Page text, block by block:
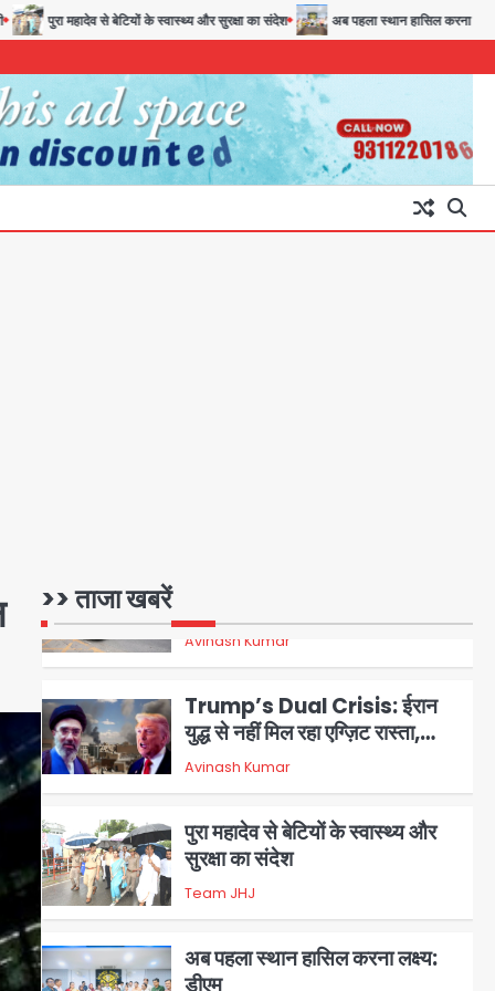
पुरा महादेव से बेटियों के स्वास्थ्य और सुरक्षा का संदेश अब पहला स्थान हासिल करना लक्ष्य: डीएम
>> ताजा खबरें
3
पुरा महादेव से बेटियों के स्वास्थ्य और
Team JHJ
4
अब पहला स्थान हासिल करना लक्ष्य:
डीएम
2
जन्मसिद्ध नागरिकता पर सुप्रीम कोर्ट
को दी फिर चुनौती
Avinash Kumar
3
पुरा महादेव से बेटियों के स्वास्थ्य और
सुरक्षा का संदेश
Team JHJ
4
अब पहला स्थान हासिल करना लक्ष्य:
डीएम
Team JHJ
28 साल बाद कानून के शिकंजे में आया